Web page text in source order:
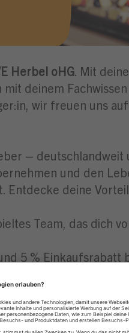
Herbel oHG. Mit
deinem
wir freuen uns
–
und den
Entdecke deine
Team, das dich
5 % Einkaufsrabatt
tolle Angebote zur
Angebotenan
in